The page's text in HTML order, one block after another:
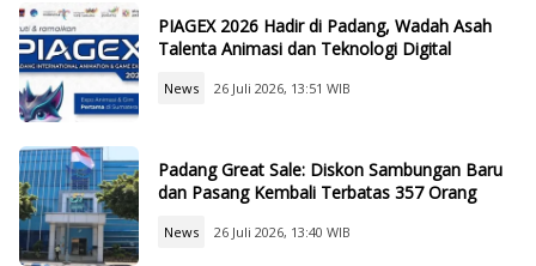
PIAGEX 2026 Hadir di Padang, Wadah Asah
Talenta Animasi dan Teknologi Digital
News 26 Juli 2026, 13:51 WIB
Padang Great Sale: Diskon Sambungan Baru
dan Pasang Kembali Terbatas 357 Orang
News 26 Juli 2026, 13:40 WIB